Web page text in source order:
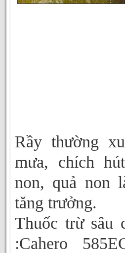
Rầy thường
mưa, chích
non, quả non
tăng trưởng.
Thuốc trừ sâu
:Cahero